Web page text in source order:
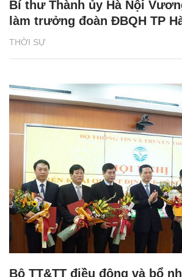
THỜI SỰ
Bí thư Thành ủy Hà Nội
làm trưởng đoàn ĐBQH TP
Bộ TT&TT điều động và bổ